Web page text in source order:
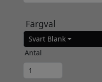
Färgval
Svart Blank
Antal